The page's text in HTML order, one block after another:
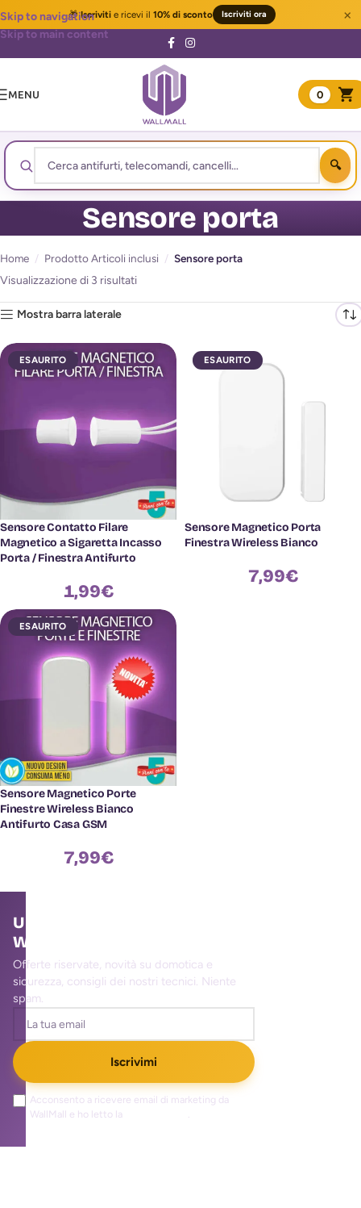
🎁Iscrivitie ricevi il 10% di sconto Iscriviti ora ×
Skip to navigation
Skip to main content
MENU 0
Sensore porta
Home / Prodotto Articoli inclusi / Sensore porta
Visualizzazione di 3 risultati
Mostra barra laterale
ESAURITO
Sensore Contatto Filare
Magnetico a Sigaretta Incasso
Porta / Finestra Antifurto
1,99€
ESAURITO
Sensore Magnetico Porta
Finestra Wireless Bianco
7,99€
ESAURITO
Sensore Magnetico Porte
Finestre Wireless Bianco
Antifurto Casa GSM
7,99€
Unisciti alla community
WallMall
Offerte riservate, novità su domotica e
sicurezza, consigli dei nostri tecnici. Niente
spam.
Iscrivimi
Acconsento a ricevere email di marketing da
WallMall e ho letto la
.